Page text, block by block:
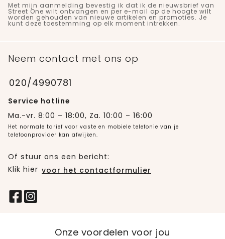
Met mijn aanmelding bevestig ik dat ik de nieuwsbrief van
Street One wilt ontvangen en per e-mail op de hoogte wilt
worden gehouden van nieuwe artikelen en promoties. Je
kunt deze toestemming op elk moment intrekken.
Neem contact met ons op
020/4990781
Service hotline
Ma.-vr. 8:00 – 18:00, Za. 10:00 – 16:00
Het normale tarief voor vaste en mobiele telefonie van je
telefoonprovider kan afwijken.
Of stuur ons een bericht:
Klik hier voor het contactformulier
Onze voordelen voor jou